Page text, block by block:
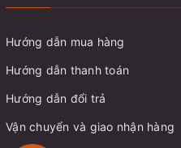
Hướng dẫn mua hàng
Hướng dẫn thanh toán
Hướng dẫn đổi trả
Vận chuyển và giao nhận hàng